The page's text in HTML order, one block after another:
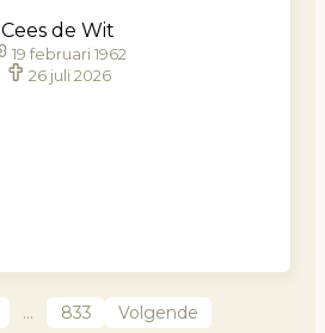
Cees de Wit
19 februari 1962
26 juli 2026
… 833 Volgende